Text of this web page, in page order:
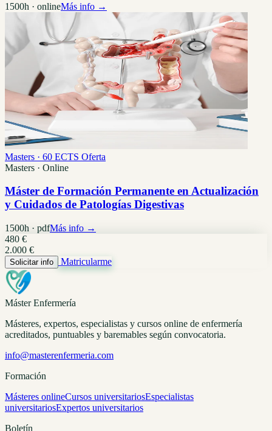
1500h · onlineMás info →
Masters · 60 ECTS Oferta
Masters · Online
Máster de Formación Permanente en Actualización
y Cuidados de Patologías Digestivas
1500h · pdfMás info →
480 €
2.000 €
Solicitar info Matricularme
Máster Enfermería
Másteres, expertos, especialistas y cursos online de enfermería
acreditados, puntuables y baremables según convocatoria.
info@masterenfermeria.com
Formación
Másteres onlineCursos universitariosEspecialistas
universitariosExpertos universitarios
Boletín